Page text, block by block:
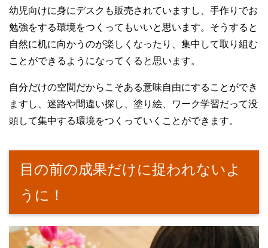
幼児向けに身にデスクも販売されていますし、手作りでお
勉強をする環境をつくってもいいと思います。そうすると
自然に机に向かうのが楽しくなったり、集中して取り組む
ことができるようになってくると思います。
自分だけの空間だからこそある意味自由にすることができ
ますし、迷路や間違い探し、塗り絵、ワーク学習だって没
頭して集中する環境をつくっていくことができます。
目の前の成果だけに捉われないよ
うに！